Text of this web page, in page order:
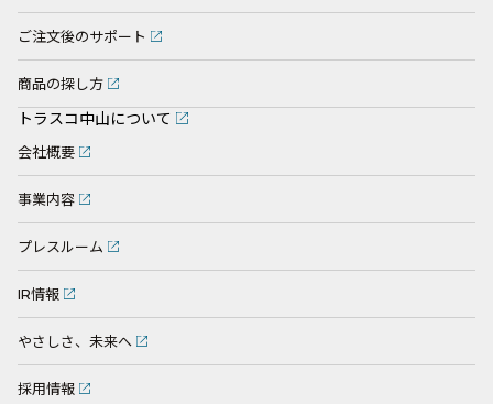
ご注文後のサポート
商品の探し方
トラスコ中山について
会社概要
事業内容
プレスルーム
IR情報
やさしさ、未来へ
採用情報